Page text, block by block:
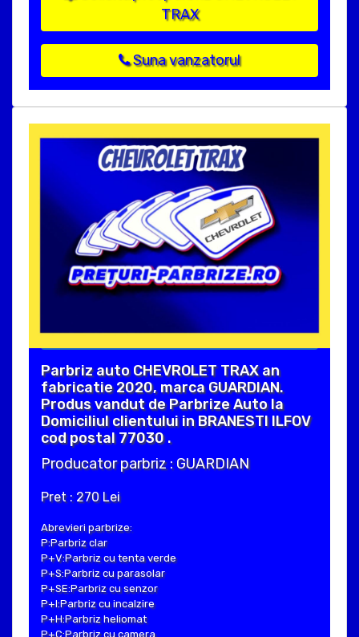
TRAX
Suna vanzatorul
Parbriz auto CHEVROLET TRAX an
fabricatie 2020, marca GUARDIAN.
Produs vandut de Parbrize Auto la
Domiciliul clientului in BRANESTI ILFOV
cod postal 77030 .
Producator parbriz : GUARDIAN
Pret : 270 Lei
Abrevieri parbrize:
P:Parbriz clar
P+V:Parbriz cu tenta verde
P+S:Parbriz cu parasolar
P+SE:Parbriz cu senzor
P+I:Parbriz cu incalzire
P+H:Parbriz heliomat
P+C:Parbriz cu camera